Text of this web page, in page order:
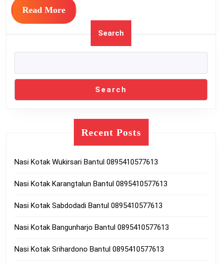
Read MoreRead
More
Search
Search
Recent Posts
Nasi Kotak Wukirsari Bantul 0895410577613
Nasi Kotak Karangtalun Bantul 0895410577613
Nasi Kotak Sabdodadi Bantul 0895410577613
Nasi Kotak Bangunharjo Bantul 0895410577613
Nasi Kotak Srihardono Bantul 0895410577613